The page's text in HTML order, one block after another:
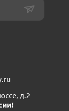
д.2